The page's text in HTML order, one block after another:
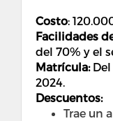
Costo:
Facilidades
del 70% y el
Matrícula:
2024.
Descuentos:
Trae un